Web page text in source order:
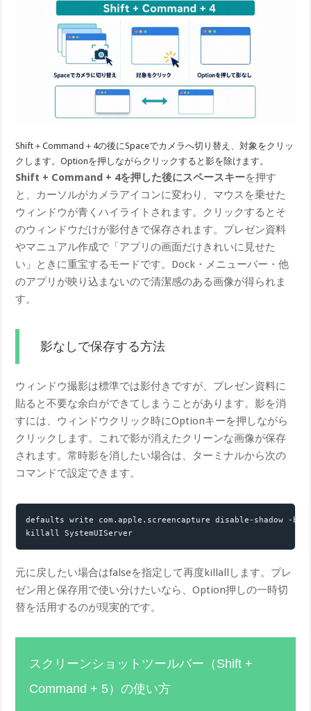
Shift＋Command＋4の後にSpaceでカメラへ切り替え、対象をクリッ
クします。Optionを押しながらクリックすると影を除けます。
Shift + Command + 4を押した後にスペースキーを押す
と、カーソルがカメラアイコンに変わり、マウスを乗せた
ウィンドウが青くハイライトされます。クリックするとそ
のウィンドウだけが影付きで保存されます。プレゼン資料
やマニュアル作成で「アプリの画面だけきれいに見せた
い」ときに重宝するモードです。Dock・メニューバー・他
のアプリが映り込まないので清潔感のある画像が得られま
す。
影なしで保存する方法
ウィンドウ撮影は標準では影付きですが、プレゼン資料に
貼ると不要な余白ができてしまうことがあります。影を消
すには、ウィンドウクリック時にOptionキーを押しながら
クリックします。これで影が消えたクリーンな画像が保存
されます。常時影を消したい場合は、ターミナルから次の
コマンドで設定できます。
default​s write com.apple.screencapture disable-shadow -
kill​all SystemUIServer
元に戻したい場合はfalseを指定して再度kill​allします。プレ
ゼン用と保存用で使い分けたいなら、Option押しの一時切
替を活用するのが現実的です。
スクリーンショットツールバー（Shift +
Command + 5）の使い方